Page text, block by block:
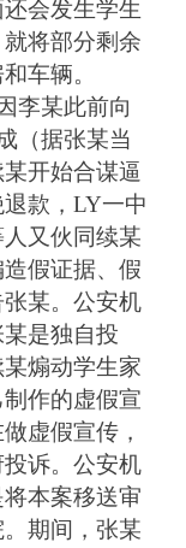
会发生学生
将部分剩余
车辆。
李某此前向
（据张某当
开始合谋逼
款，LY一中
又伙同续某
假证据、假
某。公安机
是独自投
煽动学生家
作的虚假宣
虚假宣传，
诉。公安机
本案移送审
期间，张某